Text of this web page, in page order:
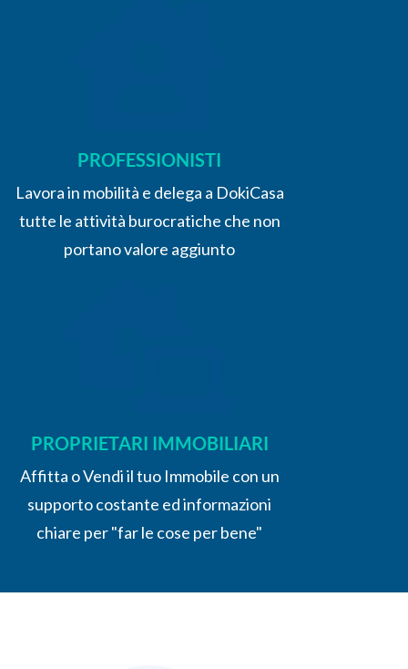
PROFESSIONISTI
Lavora in mobilità e delega a DokiCasa
tutte le attività burocratiche che non
portano valore aggiunto
PROPRIETARI IMMOBILIARI
Affitta o Vendi il tuo Immobile con un
supporto costante ed informazioni
chiare per "far le cose per bene"